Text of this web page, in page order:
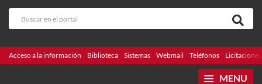
Acceso a la información Biblioteca Sistemas Webmail Teléfonos Licitaciones
MENU